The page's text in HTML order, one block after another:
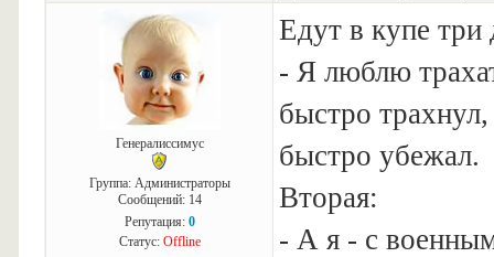
Генералиссимус
Группа: Администраторы
Сообщений: 14
Репутация: 0
Статус: Offline
Едут в купе
- Я люблю
быстро трахнул,
быстро убежал.
Вторая:
- А я - с